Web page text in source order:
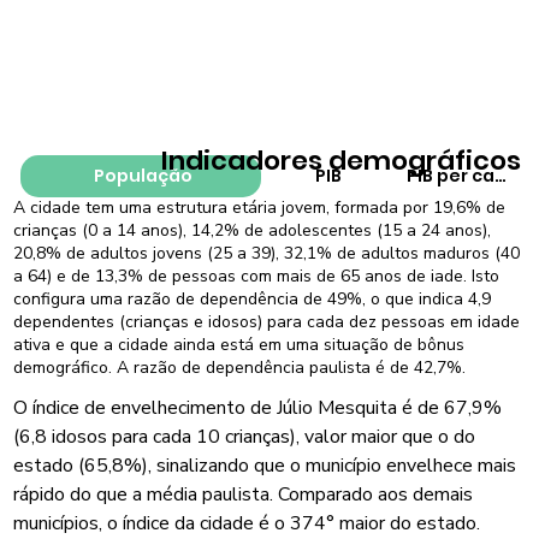
População PIB PIB per capita
Indicadores demográficos
A cidade tem uma estrutura etária jovem, formada por 19,6% de
crianças (0 a 14 anos), 14,2% de adolescentes (15 a 24 anos),
20,8% de adultos jovens (25 a 39), 32,1% de adultos maduros (40
a 64) e de 13,3% de pessoas com mais de 65 anos de iade. Isto
configura uma razão de dependência de 49%, o que indica 4,9
dependentes (crianças e idosos) para cada dez pessoas em idade
ativa e que a cidade ainda está em uma situação de bônus
demográfico. A razão de dependência paulista é de 42,7%.
O índice de envelhecimento de Júlio Mesquita é de 67,9%
(6,8 idosos para cada 10 crianças), valor maior que o do
estado (65,8%), sinalizando que o município envelhece mais
rápido do que a média paulista. Comparado aos demais
municípios, o índice da cidade é o 374° maior do estado.